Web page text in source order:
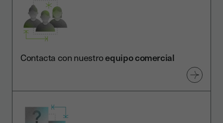
Contacta con nuestroequipo comercial